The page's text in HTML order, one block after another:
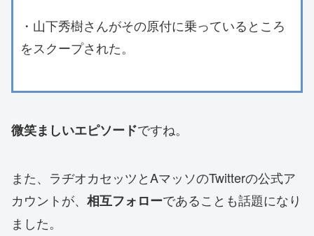
・山下秀樹さんがその原付に乗っているところ
をスクープされた。
微笑ましいエピソードですね。
また、ラヂオカセッツとAマッソのTwitterの公式ア
カウントが、 相互フォローであることも話題になり
ました。